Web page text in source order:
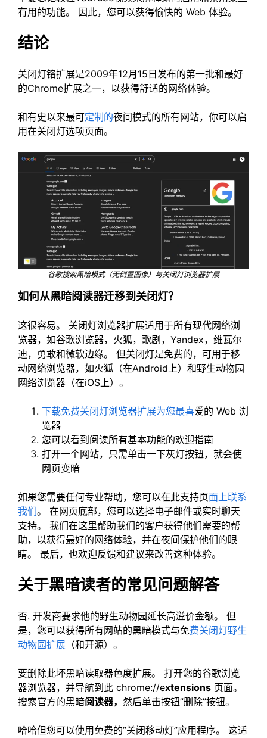
有用的功能。 因此，您可以获得愉快的 Web 体验。
结论
关闭灯铬扩展是2009年12月15日发布的第一批和最好
的Chrome扩展之一，以获得舒适的网络体验。
和有史以来最可定制的夜间模式的所有网站，你可以启
用在关闭灯选项页面。
谷歌搜索黑暗模式（无倒置图像）与关闭灯浏览器扩展
如何从黑暗阅读器迁移到关闭灯？
这很容易。 关闭灯浏览器扩展适用于所有现代网络浏
览器，如谷歌浏览器，火狐，歌剧，Yandex，维瓦尔
迪，勇敢和微软边缘。 但关闭灯是免费的，可用于移
动网络浏览器，如火狐（在Android上）和野生动物园
网络浏览器（在iOS上）。
下载免费关闭灯浏览器扩展为您最喜爱的 Web 浏
览器
您可以看到阅读所有基本功能的欢迎指南
打开一个网站，只需单击一下灰灯按钮，就会使
网页变暗
如果您需要任何专业帮助，您可以在此支持页面上联系
我们。 在网页底部，您可以选择电子邮件或实时聊天
支持。 我们在这里帮助我们的客户获得他们需要的帮
助，以获得最好的网络体验，并在夜间保护他们的眼
睛。 最后，也欢迎反馈和建议来改善这种体验。
关于黑暗读者的常见问题解答
否. 开发商要求他的野生动物园延长高溢价金额。 但
是，您可以获得所有网站的黑暗模式与免费关闭灯野生
动物园扩展 （和开源）。
要删除此坏黑暗读取器色度扩展。 打开您的谷歌浏览
器浏览器，并导航到此 chrome://extensions 页面。
搜索官方的黑暗阅读器， 然后单击按钮”删除”按钮。
哈哈但您可以使用免费的”关闭移动灯”应用程序。 这适